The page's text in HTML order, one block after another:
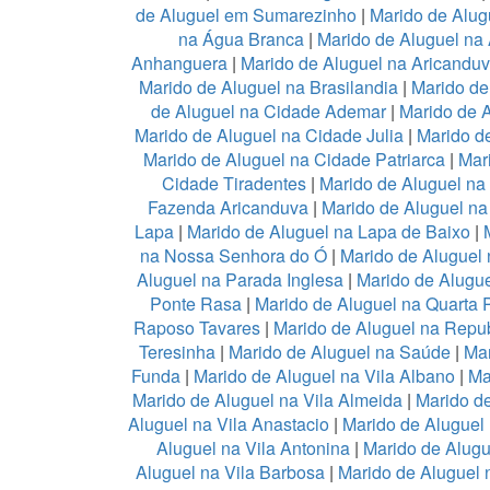
de Aluguel em Sumarezinho| Marido de
na Água Branca| Marido de Aluguel na
Anhanguera| Marido de Aluguel na
Marido de Aluguel na Brasilandia | Marido
de Aluguel na Cidade Ademar| Marido de
Marido de Aluguel na Cidade Julia | Marido
Marido de Aluguel na Cidade Patriarca|
Cidade Tiradentes | Marido de Aluguel
Fazenda Aricanduva| Marido de Aluguel
Lapa| Marido de Aluguel na Lapa de Baixo |
na Nossa Senhora do Ó | Marido de Aluguel
Aluguel na Parada Inglesa | Marido de
Ponte Rasa | Marido de Aluguel na Quarta
Raposo Tavares| Marido de Aluguel na
Teresinha | Marido de Aluguel na Saúde |
Funda| Marido de Aluguel na Vila Albano|
Marido de Aluguel na Vila Almeida | Marido
Aluguel na Vila Anastacio | Marido de
Aluguel na Vila Antonina| Marido de
Aluguel na Vila Barbosa| Marido de Aluguel